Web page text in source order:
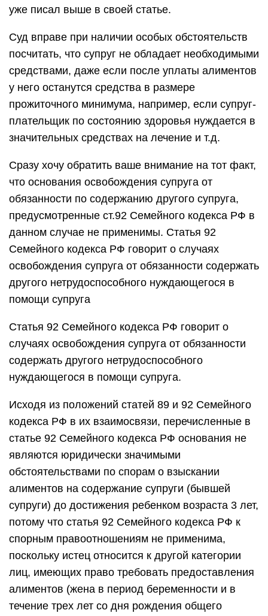
уже писал выше в своей статье.
Суд вправе при наличии особых обстоятельств
посчитать, что супруг не обладает необходимыми
средствами, даже если после уплаты алиментов
у него останутся средства в размере
прожиточного минимума, например, если супруг-
плательщик по состоянию здоровья нуждается в
значительных средствах на лечение и т.д.
Сразу хочу обратить ваше внимание на тот факт,
что основания освобождения супруга от
обязанности по содержанию другого супруга,
предусмотренные ст.92 Семейного кодекса РФ в
данном случае не применимы. Статья 92
Семейного кодекса РФ говорит о случаях
освобождения супруга от обязанности содержать
другого нетрудоспособного нуждающегося в
помощи супруга
Статья 92 Семейного кодекса РФ говорит о
случаях освобождения супруга от обязанности
содержать другого нетрудоспособного
нуждающегося в помощи супруга.
Исходя из положений статей 89 и 92 Семейного
кодекса РФ в их взаимосвязи, перечисленные в
статье 92 Семейного кодекса РФ основания не
являются юридически значимыми
обстоятельствами по спорам о взыскании
алиментов на содержание супруги (бывшей
супруги) до достижения ребенком возраста 3 лет,
потому что статья 92 Семейного кодекса РФ к
спорным правоотношениям не применима,
поскольку истец относится к другой категории
лиц, имеющих право требовать предоставления
алиментов (жена в период беременности и в
течение трех лет со дня рождения общего